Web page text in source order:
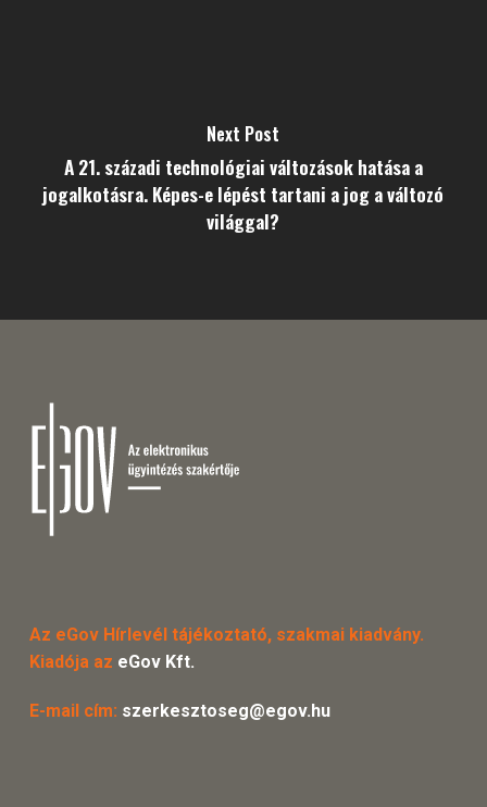
Next Post
A 21. századi technológiai változások hatása a
jogalkotásra. Képes-e lépést tartani a jog a változó
világgal?
Az eGov Hírlevél tájékoztató, szakmai kiadvány.
Kiadója az eGov Kft.
E-mail cím: szerkesztoseg@egov.hu